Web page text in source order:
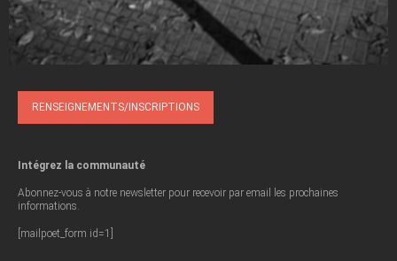
VOIR LA
RENSEIGNEMENTS/INSCRIPTIONS
Intégrez la communauté
Abonnez-vous à notre newsletter pour recevoir par email les prochaines
informations.
[mailpoet_form id=1]